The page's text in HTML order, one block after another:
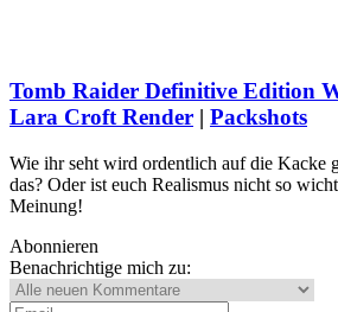
Tomb Raider Definitive Edition
Lara Croft Render | Packshots
Wie ihr seht wird ordentlich auf die Kacke
das? Oder ist euch Realismus nicht so
Meinung!
Abonnieren
Benachrichtige mich zu: